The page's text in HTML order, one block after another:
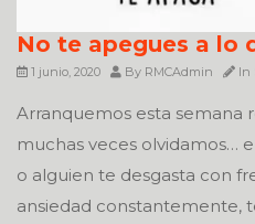
No te apegues a lo
1 junio, 2020 By RMCAdmin In
Arranquemos esta semana
muchas veces olvidamos…
o alguien te desgasta con
ansiedad constantemente,